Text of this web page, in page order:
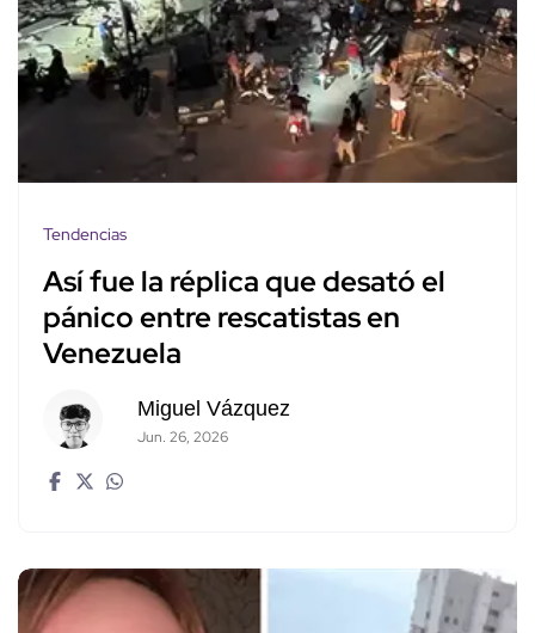
Tendencias
Así fue la réplica que desató el
pánico entre rescatistas en
Venezuela
Miguel Vázquez
Jun. 26, 2026